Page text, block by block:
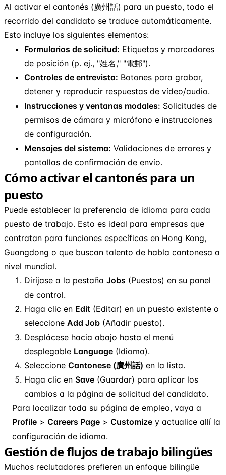
Al activar el cantonés (廣州話) para un puesto, todo el
recorrido del candidato se traduce automáticamente.
Esto incluye los siguientes elementos:
Formularios de solicitud: Etiquetas y marcadores
de posición (p. ej., "姓名," "電郵").
Controles de entrevista: Botones para grabar,
detener y reproducir respuestas de vídeo/audio.
Instrucciones y ventanas modales: Solicitudes de
permisos de cámara y micrófono e instrucciones
de configuración.
Mensajes del sistema: Validaciones de errores y
pantallas de confirmación de envío.
Cómo activar el cantonés para un
puesto
Puede establecer la preferencia de idioma para cada
puesto de trabajo. Esto es ideal para empresas que
contratan para funciones específicas en Hong Kong,
Guangdong o que buscan talento de habla cantonesa a
nivel mundial.
Diríjase a la pestaña Jobs (Puestos) en su panel
de control.
Haga clic en Edit (Editar) en un puesto existente o
seleccione Add Job (Añadir puesto).
Desplácese hacia abajo hasta el menú
desplegable Language (Idioma).
Seleccione Cantonese (廣州話) en la lista.
Haga clic en Save (Guardar) para aplicar los
cambios a la página de solicitud del candidato.
Para localizar toda su página de empleo, vaya a
Profile > Careers Page > Customize y actualice allí la
configuración de idioma.
Gestión de flujos de trabajo bilingües
Muchos reclutadores prefieren un enfoque bilingüe